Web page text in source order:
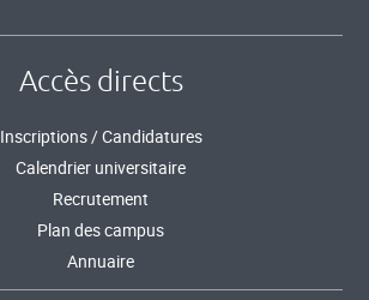
Accès directs
Inscriptions / Candidatures
Calendrier universitaire
Recrutement
Plan des campus
Annuaire